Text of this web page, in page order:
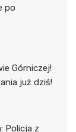
po
Górniczej!
już dziś!
Policja z